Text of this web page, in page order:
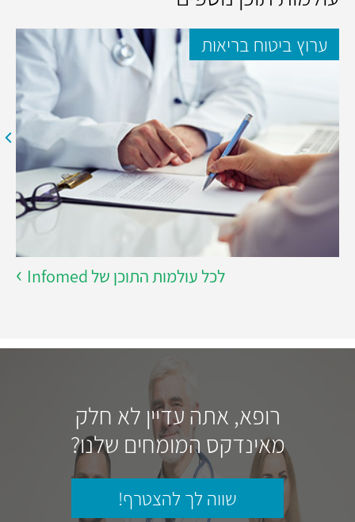
ערוץ ביטוח בריאות
לכל עולמות התוכן של Infomed
רופא, אתה עדיין לא חלק
מאינדקס המומחים שלנו?
שווה לך להצטרף!